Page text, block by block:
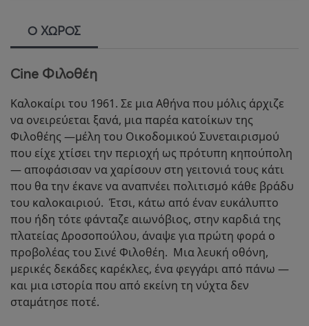
Ο ΧΩΡΟΣ
Cine Φιλοθέη
Καλοκαίρι του 1961. Σε μια Αθήνα που μόλις άρχιζε
να ονειρεύεται ξανά, μια παρέα κατοίκων της
Φιλοθέης —μέλη του Οικοδομικού Συνεταιρισμού
που είχε χτίσει την περιοχή ως πρότυπη κηπούπολη
— αποφάσισαν να χαρίσουν στη γειτονιά τους κάτι
που θα την έκανε να αναπνέει πολιτισμό κάθε βράδυ
του καλοκαιριού.​ ​ Έτσι, κάτω από έναν ευκάλυπτο
που ήδη τότε φάνταζε αιωνόβιος, στην καρδιά της
πλατείας Δροσοπούλου, άναψε για πρώτη φορά ο
προβολέας του Σινέ Φιλοθέη.​ ​ Μια λευκή οθόνη,
μερικές δεκάδες καρέκλες, ένα φεγγάρι από πάνω —
και μια ιστορία που από εκείνη τη νύχτα δεν
σταμάτησε ποτέ.​